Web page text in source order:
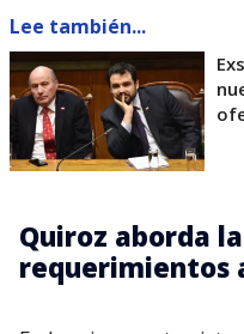
Lee también...
Quiroz aborda
requerimientos